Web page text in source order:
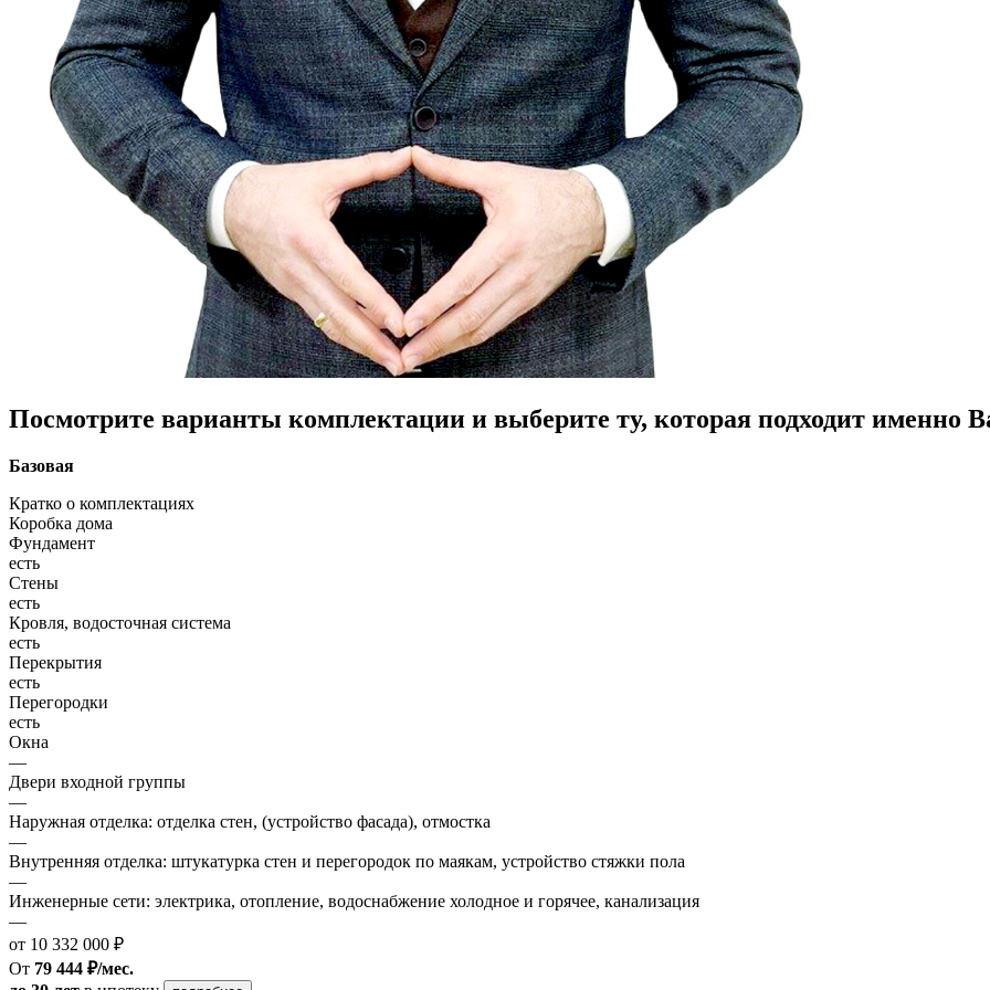
Посмотрите варианты комплектации и выберите ту, которая подходит именно
Базовая
Кратко о комплектациях
Коробка дома
Фундамент
есть
Стены
есть
Кровля, водосточная система
есть
Перекрытия
есть
Перегородки
есть
Окна
—
Двери входной группы
—
Наружная отделка: отделка стен, (устройство фасада), отмостка
—
Внутренняя отделка: штукатурка стен и перегородок по маякам, устройство стяжки пола
—
Инженерные сети: электрика, отопление, водоснабжение холодное и горячее, канализация
—
от 10 332 000 ₽
От 79 444 ₽/мес.